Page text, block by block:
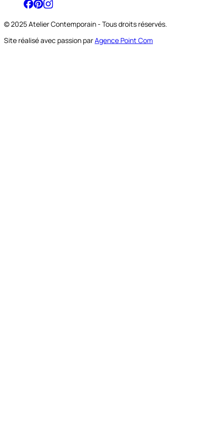
© 2025 Atelier Contemporain - Tous droits réservés.
Site réalisé avec passion parAgence Point Com